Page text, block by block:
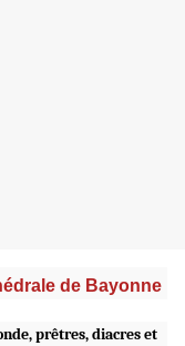
de Bayonne
prêtres, diacres et